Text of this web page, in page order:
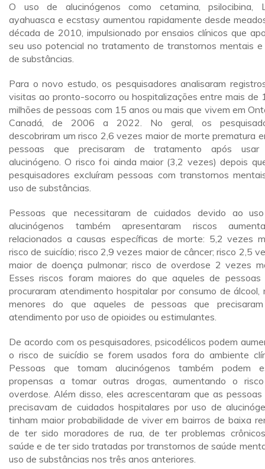
O uso de alucinógenos como cetamina, psilocibina,
ayahuasca e ecstasy aumentou rapidamente desde
década de 2010, impulsionado por ensaios clínicos que
seu uso potencial no tratamento de transtornos mentais e
de substâncias.
Para o novo estudo, os pesquisadores analisaram
visitas ao pronto-socorro ou hospitalizações entre mais de
milhões de pessoas com 15 anos ou mais que vivem em
Canadá, de 2006 a 2022. No geral, os
descobriram um risco 2,6 vezes maior de morte prematura
pessoas que precisaram de tratamento após usar
alucinógeno. O risco foi ainda maior (3,2 vezes) depois
pesquisadores excluíram pessoas com transtornos
uso de substâncias.
Pessoas que necessitaram de cuidados devido ao
alucinógenos também apresentaram riscos
relacionados a causas específicas de morte: 5,2 vezes
risco de suicídio; risco 2,9 vezes maior de câncer; risco 2,5
maior de doença pulmonar; risco de overdose 2 vezes
Esses riscos foram maiores do que aqueles de pessoas
procuraram atendimento hospitalar por consumo de álcool,
menores do que aqueles de pessoas que
atendimento por uso de opioides ou estimulantes.
De acordo com os pesquisadores, psicodélicos podem
o risco de suicídio se forem usados fora do ambiente
Pessoas que tomam alucinógenos também podem
propensas a tomar outras drogas, aumentando o
overdose. Além disso, eles acrescentaram que as pessoas
precisavam de cuidados hospitalares por uso de
tinham maior probabilidade de viver em bairros de baixa
de ter sido moradores de rua, de ter problemas
saúde e de ter sido tratadas por transtornos de saúde
uso de substâncias nos três anos anteriores.